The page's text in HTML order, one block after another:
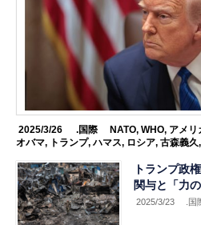
2025/3/26 .国際 NATO, WHO, アメリ
オバマ, トランプ,ハマス, ロシア,古森義久
トランプ政
関与と「力の
2025/3/23 .国